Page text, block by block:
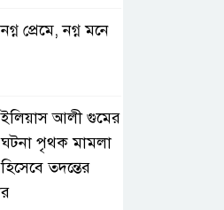
নগ্ন প্রেমে, নগ্ন মনে
ইলিয়াস আলী গুমের
ঘটনা পৃথক মামলা
হিসেবে তদন্তের